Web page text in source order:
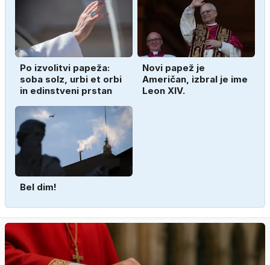
Po izvolitvi papeža:
soba solz, urbi et orbi
in edinstveni prstan
Novi papež je
Američan, izbral je ime
Leon XIV.
Bel dim!